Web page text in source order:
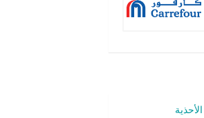
الأحذية